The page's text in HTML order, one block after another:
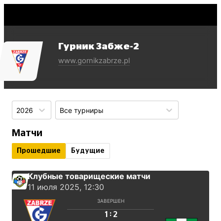
Гурник Забже-2
www.gornikzabrze.pl
2026 Все турниры
Матчи
Прошедшие Будущие
Клубные товарищеские матчи
11 июля 2025, 12:30
ЗАВЕРШЕН
1 : 2